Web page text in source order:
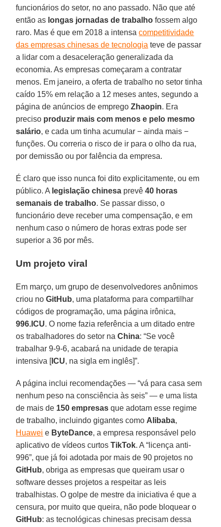
funcionários do setor, no ano passado. Não que até
então as longas jornadas de trabalho fossem algo
raro. Mas é que em 2018 a intensacompetitividade
das empresas chinesas de tecnologia teve de passar
a lidar com a desaceleração generalizada da
economia. As empresas começaram a contratar
menos. Em janeiro, a oferta de trabalho no setor tinha
caído 15% em relação a 12 meses antes, segundo a
página de anúncios de empregoZhaopin. Era
preciso produzir mais com menos e pelo mesmo
salário, e cada um tinha acumular − ainda mais −
funções. Ou correria o risco de ir para o olho da rua,
por demissão ou por falência da empresa.
É claro que isso nunca foi dito explicitamente, ou em
público. A legislação chinesa prevê40 horas
semanais de trabalho. Se passar disso, o
funcionário deve receber uma compensação, e em
nenhum caso o número de horas extras pode ser
superior a 36 por mês.
Um projeto viral
Em março, um grupo de desenvolvedores anônimos
criou noGitHub, uma plataforma para compartilhar
códigos de programação, uma página irônica,
996.ICU. O nome fazia referência a um ditado entre
os trabalhadores do setor naChina: “Se você
trabalhar 9-9-6, acabará na unidade de terapia
intensiva [ICU, na sigla em inglês]”.
A página inclui recomendações — “vá para casa sem
nenhum peso na consciência às seis” — e uma lista
de mais de 150 empresas que adotam esse regime
de trabalho, incluindo gigantes como Alibaba,
Huawei e ByteDance, a empresa responsável pelo
aplicativo de vídeos curtosTikTok. A “licença anti-
996”, que já foi adotada por mais de 90 projetos no
GitHub, obriga as empresas que queiram usar o
software desses projetos a respeitar as leis
trabalhistas. O golpe de mestre da iniciativa é que a
censura, por muito que queira, não pode bloquear o
GitHub: as tecnológicas chinesas precisam dessa